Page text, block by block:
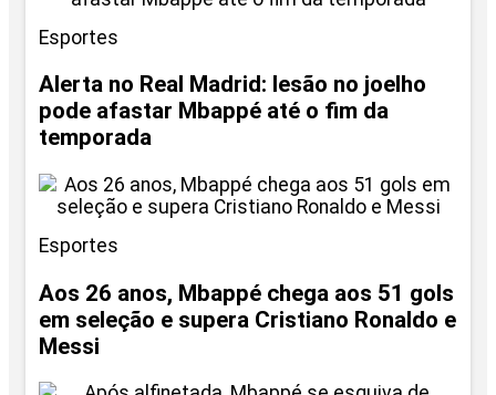
Esportes
Alerta no Real Madrid: lesão no joelho
pode afastar Mbappé até o fim da
temporada
Esportes
Aos 26 anos, Mbappé chega aos 51 gols
em seleção e supera Cristiano Ronaldo e
Messi